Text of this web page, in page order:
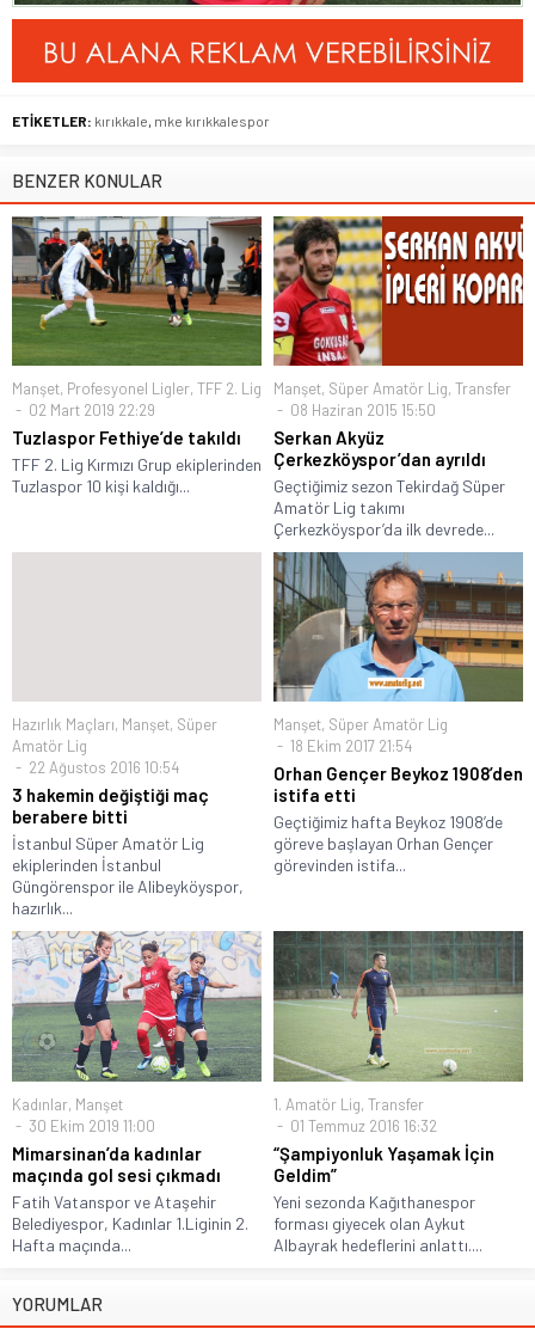
ETİKETLER: kırıkkale mke kırıkkalespor
BENZER KONULAR
Manşet, Profesyonel Ligler, TFF 2. Lig
02 Mart 2019 22:29
Tuzlaspor Fethiye’de takıldı
TFF 2. Lig Kırmızı Grup ekiplerinden
Tuzlaspor 10 kişi kaldığı...
Manşet, Süper Amatör Lig, Transfer
08 Haziran 2015 15:50
Serkan Akyüz
Çerkezköyspor’dan ayrıldı
Geçtiğimiz sezon Tekirdağ Süper
Amatör Lig takımı
Çerkezköyspor’da ilk devrede...
Hazırlık Maçları, Manşet, Süper
Amatör Lig
22 Ağustos 2016 10:54
3 hakemin değiştiği maç
berabere bitti
İstanbul Süper Amatör Lig
ekiplerinden İstanbul
Güngörenspor ile Alibeyköyspor,
hazırlık...
Manşet, Süper Amatör Lig
18 Ekim 2017 21:54
Orhan Gençer Beykoz 1908’den
istifa etti
Geçtiğimiz hafta Beykoz 1908’de
göreve başlayan Orhan Gençer
görevinden istifa...
Kadınlar, Manşet
30 Ekim 2019 11:00
Mimarsinan’da kadınlar
maçında gol sesi çıkmadı
Fatih Vatanspor ve Ataşehir
Belediyespor, Kadınlar 1.Liginin 2.
Hafta maçında...
1. Amatör Lig, Transfer
01 Temmuz 2016 16:32
“Şampiyonluk Yaşamak İçin
Geldim”
Yeni sezonda Kağıthanespor
forması giyecek olan Aykut
Albayrak hedeflerini anlattı....
YORUMLAR